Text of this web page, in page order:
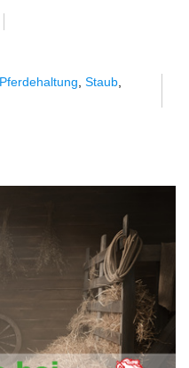
Pferdehaltung, Staub,